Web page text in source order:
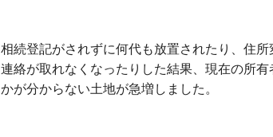
相続登記がされずに何代も放置されたり、住
連絡が取れなくなったりした結果、現在の所
かが分からない土地が急増しました。